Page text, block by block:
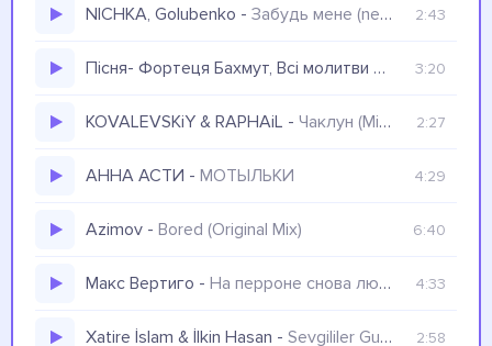
NICHKA, Golubenko - Забудь мене (nezzi remix) Забудь мене та більше не згадуй мене там 2:43
Пісня- Фортеця Бахмут, Всі молитви наші тут -
3:20
KOVALEVSKiY & RAPHAiL - Чаклун (Mike Stazz Remix) 2:27
АННА АСТИ - МОТЫЛЬКИ 4:29
Azimov - Bored (Original Mix) 6:40
Макс Вертиго - На перроне снова людно 4:33
Xatire İslam & İlkin Hasan - Sevgililer Gununde 2:58